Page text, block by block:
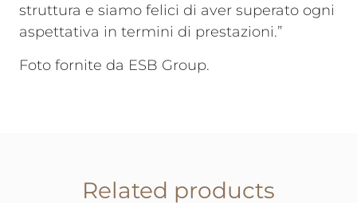
struttura e siamo felici di aver superato ogni
aspettativa in termini di prestazioni.”
Foto fornite da ESB Group.
Related products